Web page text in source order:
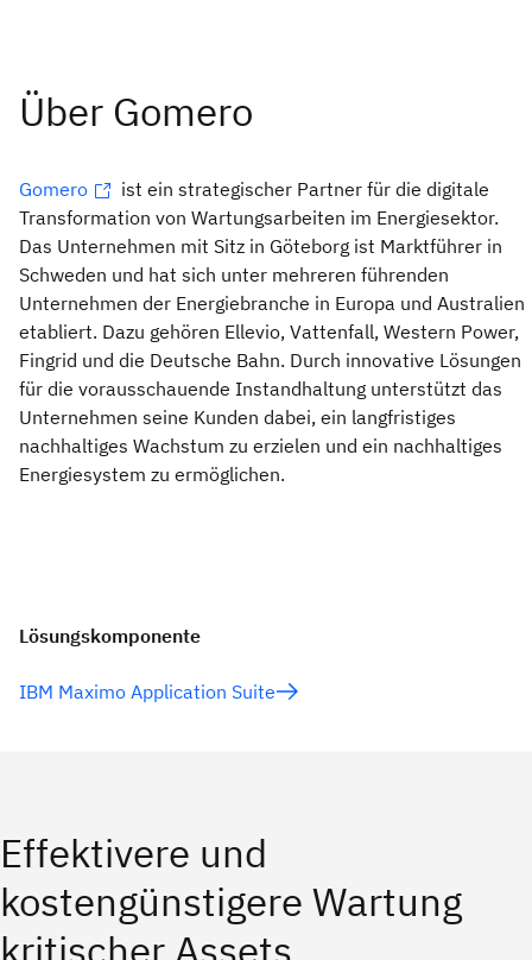
Gomero
ist ein strategischer Partner für die digitale
Transformation von Wartungsarbeiten im Energiesektor.
Das Unternehmen mit Sitz in Göteborg ist Marktführer in
Schweden und hat sich unter mehreren führenden
Unternehmen der Energiebranche in Europa und Australien
etabliert. Dazu gehören Ellevio, Vattenfall, Western Power,
Fingrid und die Deutsche Bahn. Durch innovative Lösungen
für die vorausschauende Instandhaltung unterstützt das
Unternehmen seine Kunden dabei, ein langfristiges
nachhaltiges Wachstum zu erzielen und ein nachhaltiges
Energiesystem zu ermöglichen.
Lösungskomponente
IBM Maximo Application Suite
Effektivere und
kostengünstigere Wartung
kritischer Assets